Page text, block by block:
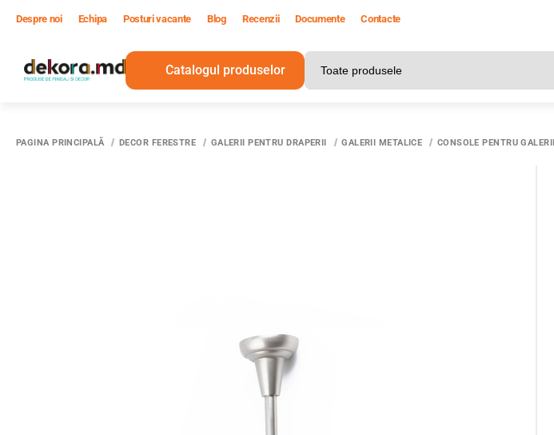
Despre noi Echipa Posturi vacante Blog Recenzii Documente Contacte
Catalogul produselor
PAGINA PRINCIPALĂ DECOR FERESTRE GALERII PENTRU DRAPERII GALERII METALICE CONSOLE PENTRU GALERII